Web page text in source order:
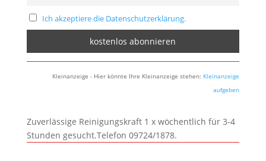
Ich akzeptiere die Datenschutzerklärung.
Kleinanzeige - Hier könnte Ihre Kleinanzeige stehen: Kleinanzeige
aufgeben
Zuverlässige Reinigungskraft 1 x wöchentlich für 3-4
Stunden gesucht.Telefon 09724/1878.